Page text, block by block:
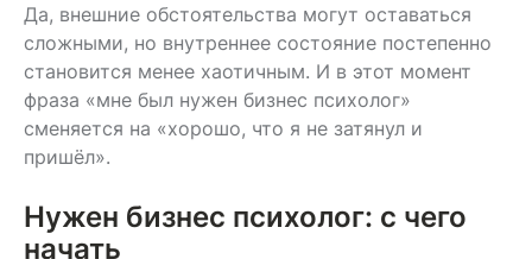
Да, внешние обстоятельства могут оставаться
сложными, но внутреннее состояние постепенно
становится менее хаотичным. И в этот момент
фраза «мне был нужен бизнес психолог»
сменяется на «хорошо, что я не затянул и
пришёл».
Нужен бизнес психолог: с чего
начать